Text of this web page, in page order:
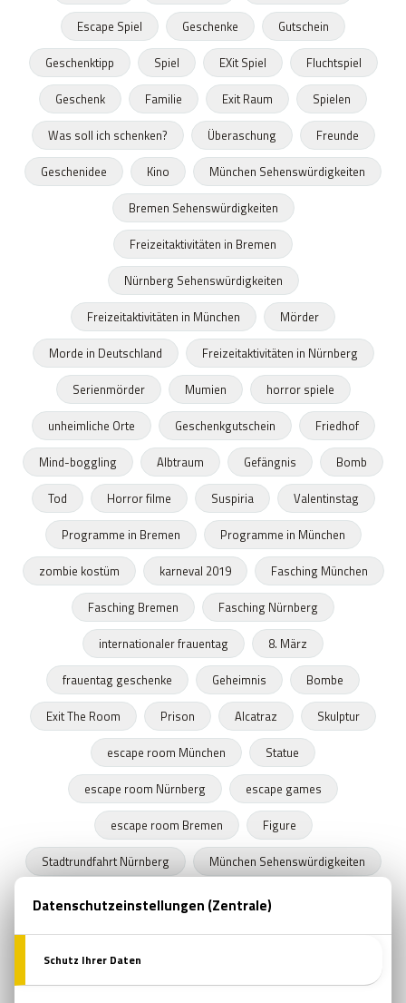
Escape Spiel
Geschenke
Gutschein
Geschenktipp
Spiel EXit Spiel
Fluchtspiel
Geschenk
Familie Exit Raum
Spielen
Was soll ich schenken?
Überaschung
Freunde
Geschenidee
Kino
München Sehenswürdigkeiten
Bremen Sehenswürdigkeiten
Freizeitaktivitäten in Bremen
Nürnberg Sehenswürdigkeiten
Freizeitaktivitäten in München
Mörder
Morde in Deutschland
Freizeitaktivitäten in Nürnberg
Serienmörder
Mumien
horror spiele
unheimliche Orte
Geschenkgutschein
Friedhof
Mind-boggling
Albtraum Gefängnis
Bomb
Tod
Horror filme Suspiria
Valentinstag
Programme in Bremen
Programme in München
zombie kostüm
karneval 2019
Fasching München
Fasching Bremen
Fasching Nürnberg
internationaler frauentag
8. März
frauentag geschenke
Geheimnis
Bombe
Exit The Room
Prison Alcatraz
Skulptur
escape room München
Statue
escape room Nürnberg
escape games
escape room Bremen
Figure
Stadtrundfahrt Nürnberg
München Sehenswürdigkeiten
Stadtrundfahrt München
Stadtrundfahrt Bremen
Frühling
Programme in Nürnberg
Zeitkapseln